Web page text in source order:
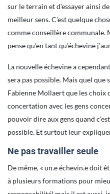
sur le terrain et d’essayer ainsi
meilleur sens. C’est quelque
comme conseillère communale.
pense qu’en tant qu’échevine
La nouvelle échevine a
sera pas possible. Mais quel
Fabienne Mollaert que les choix
concertation avec les gens
pouvoir dire aux gens quand
possible. Et surtout leur
Ne pas travailler seule
De même, « un.e échevin.e doit
à plusieurs formations pour